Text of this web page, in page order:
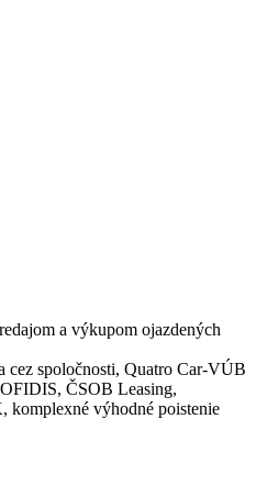
a výkupom ojazdených
cez spoločnosti, Quatro Car-VÚB
ČSOB Leasing,
komplexné výhodné poistenie